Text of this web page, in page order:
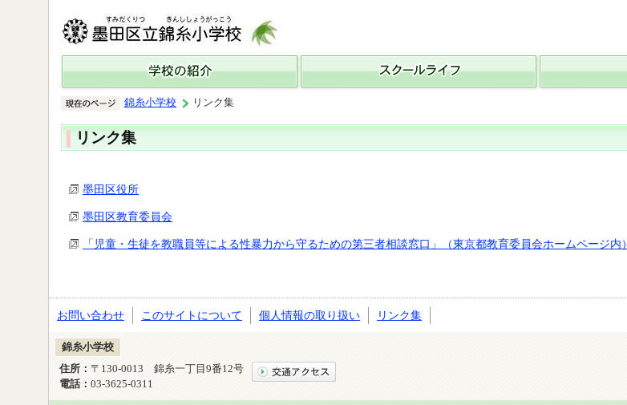
錦糸小学校 リンク集
リンク集
墨田区役所
墨田区教育委員会
「児童・生徒を教職員等による性暴力から守るための第三者相談窓口」（東京都教育委員会ホームページ内）
お問い合わせ このサイトについて 個人情報の取り扱い リンク集
錦糸小学校
住所： 〒130-0013 錦糸一丁目9番12号
電話： 03-3625-0311